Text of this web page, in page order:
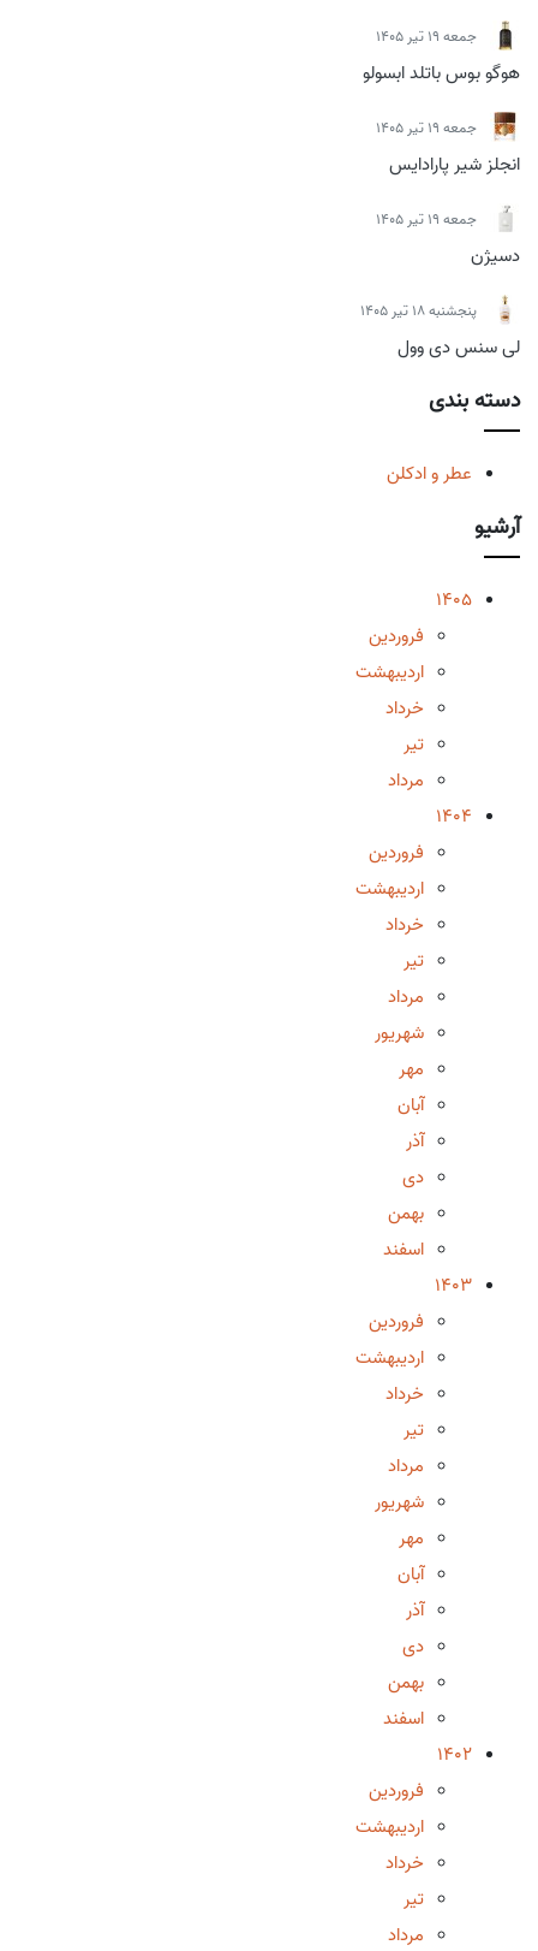
جمعه 19 تیر 1405
هوگو بوس باتلد ابسولو
جمعه 19 تیر 1405
انجلز شیر پارادایس
جمعه 19 تیر 1405
دسیژن
پنجشنبه 18 تیر 1405
لی سنس دی وول
دسته بندی
عطر و ادکلن
آرشیو
1405
فروردین
اردیبهشت
خرداد
تیر
مرداد
1404
فروردین
اردیبهشت
خرداد
تیر
مرداد
شهریور
مهر
آبان
آذر
دی
بهمن
اسفند
1403
فروردین
اردیبهشت
خرداد
تیر
مرداد
شهریور
مهر
آبان
آذر
دی
بهمن
اسفند
1402
فروردین
اردیبهشت
خرداد
تیر
مرداد